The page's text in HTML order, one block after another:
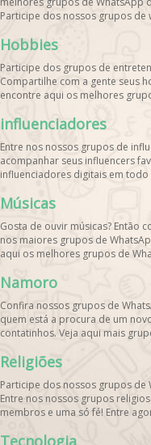
Participe dos nossos grupos de
Hobbies
Participe dos grupos de
Compartilhe com a gente seus
encontre aqui os melhores
influenciadores
Entre nos nossos grupos de
acompanhar seus influencers
influenciadores digitais em todo
Músicas
Gosta de ouvir músicas? Então
nos maiores grupos de
aqui os melhores grupos de
Namoro
Confira nossos grupos de
quem está a procura de um
contatinhos. Veja aqui mais
Religiões
Participe dos nossos grupos de
Entre nos nossos grupos
membros e uma só fé! Entre
Tecnologia